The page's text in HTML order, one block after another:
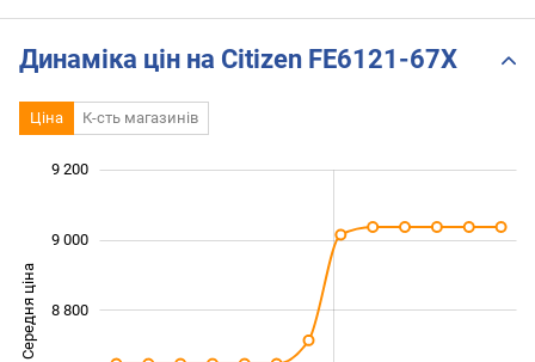
Динаміка цін на Citizen FE6121-67X
Ціна К-сть магазинів
Середня ціна 8 400
8 800
9 000
9 200